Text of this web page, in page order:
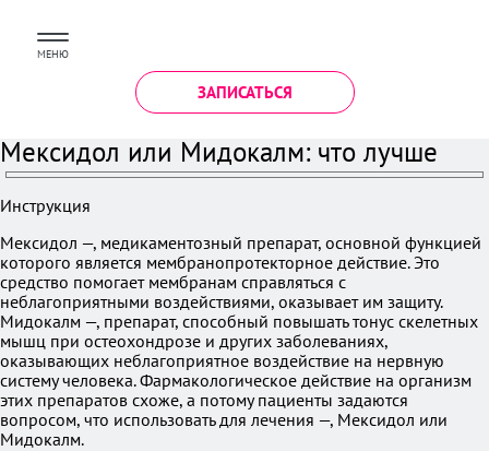
МЕНЮ
ЗАПИСАТЬСЯ
Мексидол или Мидокалм: что лучше
Инструкция
Мексидол —, медикаментозный препарат, основной функцией
которого является мембранопротекторное действие. Это
средство помогает мембранам справляться с
неблагоприятными воздействиями, оказывает им защиту.
Мидокалм —, препарат, способный повышать тонус скелетных
мышц при остеохондрозе и других заболеваниях,
оказывающих неблагоприятное воздействие на нервную
систему человека. Фармакологическое действие на организм
этих препаратов схоже, а потому пациенты задаются
вопросом, что использовать для лечения —, Мексидол или
Мидокалм.